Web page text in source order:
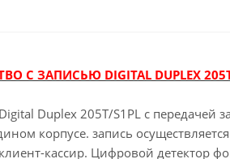
С ЗАПИСЬЮ DIGITAL DUPLEX
Duplex 205Т/S1PL с передачей
корпусе. запись
кассир. Цифровой детектор